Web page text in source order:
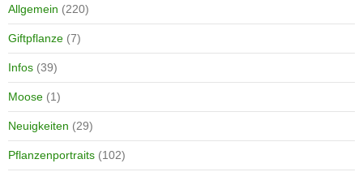
Allgemein (220)
Giftpflanze (7)
Infos (39)
Moose (1)
Neuigkeiten (29)
Pflanzenportraits (102)